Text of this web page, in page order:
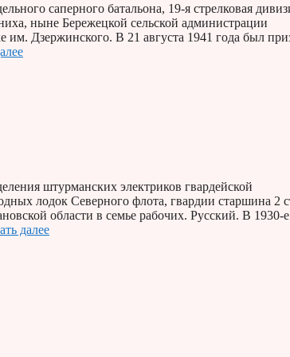
саперного батальона, 19-я стрелковая
ныне Бережецкой сельской администрации
Дзержинского. В 21 августа 1941 года был
штурманских электриков гвардейской
лодок Северного флота, гвардии старшина 2
области в семье рабочих. Русский. В 1930-
далее